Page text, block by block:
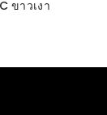
ขาวเงา